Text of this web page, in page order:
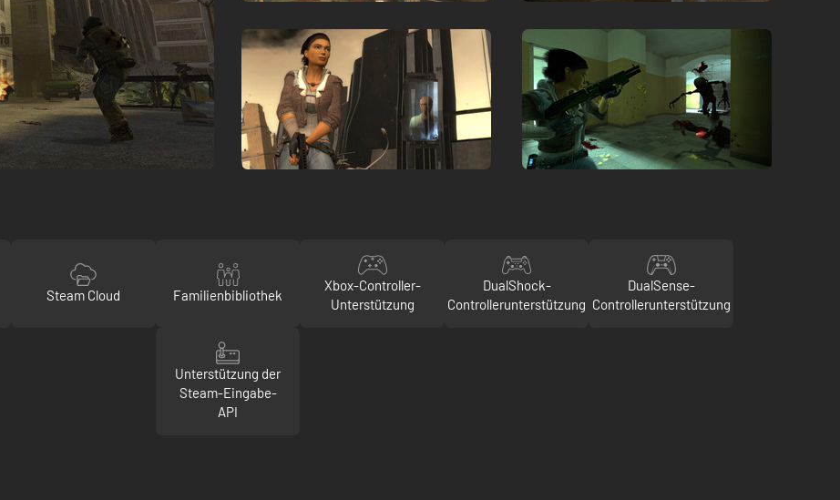
Steam Cloud Familienbibliothek
Xbox-Controller-
Unterstützung
DualShock-
Controllerunterstützung
DualSense-
Controllerunterstützung
Unterstützung der
Steam-Eingabe-
API